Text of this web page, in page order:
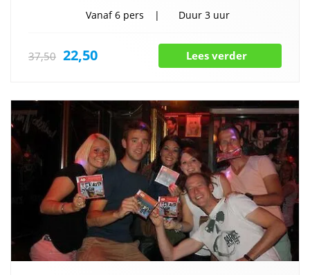
Vanaf6 pers Duur 3 uur
37,50 22,50 Lees verder